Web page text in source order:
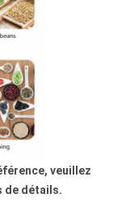
veuillez
de détails.